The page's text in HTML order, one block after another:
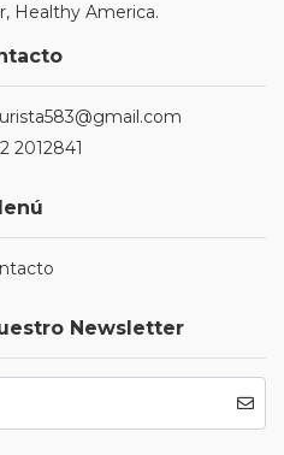
Healthy America.
2012841
Newsletter